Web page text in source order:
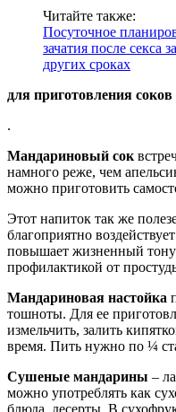
Читайте также:
Посуточное
зачатия после секса
других сроках
для приготовления соков
.
Мандариновый сок
намного реже, чем
можно приготовить
Этот напиток так же
благоприятно
повышает жизненный
профилактикой от
Мандариновая настойка
тошноты. Для ее
измельчить, залить
время. Пить нужно по ¼
Сушеные мандарины –
можно употреблять как